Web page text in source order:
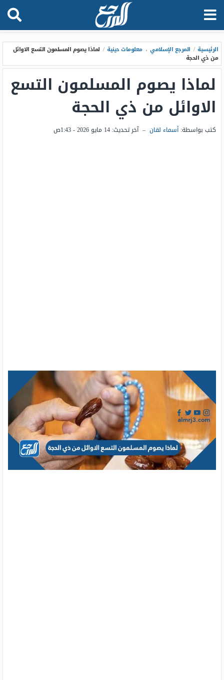
الرئيسية / المرجع الإسلامي ، معلومات دينية / لماذا يصوم المسلمون التسع الاوائل
من ذي الحجة
لماذا يصوم المسلمون التسع
الاوائل من ذي الحجة
كتب بواسطة: أسماء لقان – آخر تحديث: 14 مايو 2026 - 1:43ص